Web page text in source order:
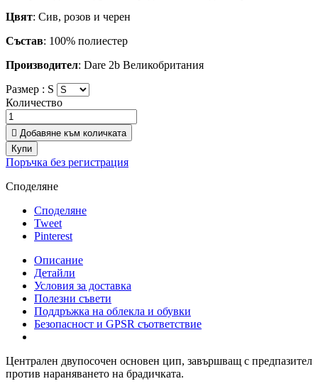
Цвят: Сив, розов и черен
Състав: 100% полиестер
Производител: Dare 2b Великобритания
Размер : S
Количество
 Добавяне към количката
Купи
Поръчка без регистрация
Споделяне
Споделяне
Tweet
Pinterest
Описание
Детайли
Условия за доставка
Полезни съвети
Поддръжка на облекла и обувки
Безопасност и GPSR съответствие
Централен двупосочен основен цип, завършващ с предпазител
против нараняването на брадичката.